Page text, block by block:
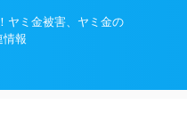
ヤミ金被害、ヤミ金の
情報